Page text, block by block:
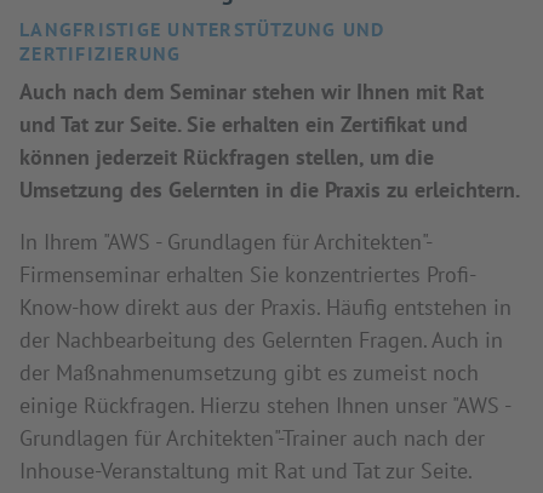
LANGFRISTIGE UNTERSTÜTZUNG UND
ZERTIFIZIERUNG
Auch nach dem Seminar stehen wir Ihnen mit Rat
und Tat zur Seite. Sie erhalten ein Zertifikat und
können jederzeit Rückfragen stellen, um die
Umsetzung des Gelernten in die Praxis zu erleichtern.
In Ihrem "AWS - Grundlagen für Architekten"-
Firmenseminar erhalten Sie konzentriertes Profi-
Know-how direkt aus der Praxis. Häufig entstehen in
der Nachbearbeitung des Gelernten Fragen. Auch in
der Maßnahmenumsetzung gibt es zumeist noch
einige Rückfragen. Hierzu stehen Ihnen unser "AWS -
Grundlagen für Architekten"-Trainer auch nach der
Inhouse-Veranstaltung mit Rat und Tat zur Seite.